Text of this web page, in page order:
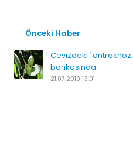
Önceki Haber
Cevizdeki
bankasında
21.07.2019 13:01